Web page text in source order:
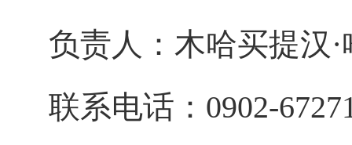
负责人 ：木哈买提汉
联系电话： 0902-